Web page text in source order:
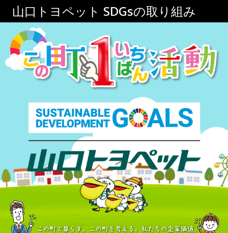
キ
山口トヨペット SDGsの取り組み